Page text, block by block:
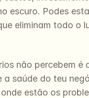
escuro. Podes
eliminam todo o
não percebem
a saúde do teu
estão os